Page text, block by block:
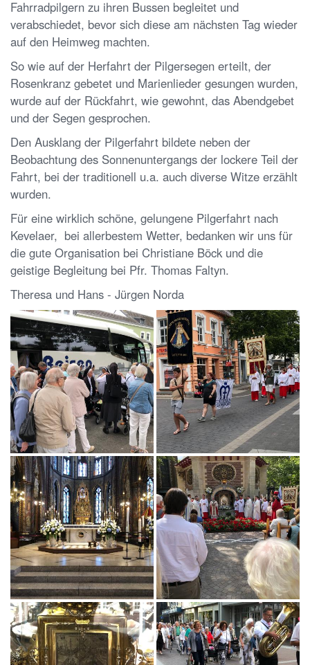
Fahrradpilgern zu ihren Bussen begleitet und
verabschiedet, bevor sich diese am nächsten Tag wieder
auf den Heimweg machten.
So wie auf der Herfahrt der Pilgersegen erteilt, der
Rosenkranz gebetet und Marienlieder gesungen wurden,
wurde auf der Rückfahrt, wie gewohnt, das Abendgebet
und der Segen gesprochen.
Den Ausklang der Pilgerfahrt bildete neben der
Beobachtung des Sonnenuntergangs der lockere Teil der
Fahrt, bei der traditionell u.a. auch diverse Witze erzählt
wurden.
Für eine wirklich schöne, gelungene Pilgerfahrt nach
Kevelaer, bei allerbestem Wetter, bedanken wir uns für
die gute Organisation bei Christiane Böck und die
geistige Begleitung bei Pfr. Thomas Faltyn.
Theresa und Hans - Jürgen Norda